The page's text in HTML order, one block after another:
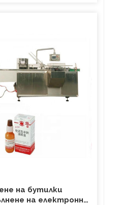
на бутилки
на електронни